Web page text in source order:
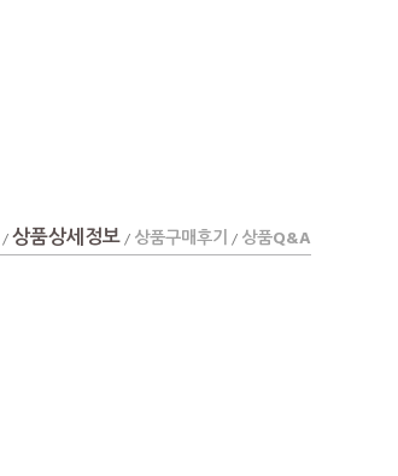
/상품상세정보/ 상품구매후기 / 상품Q&A